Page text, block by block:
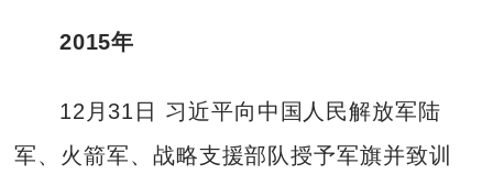
2015年
12月31日 习近平向中国人民解放军陆
军、火箭军、战略支援部队授予军旗并致训